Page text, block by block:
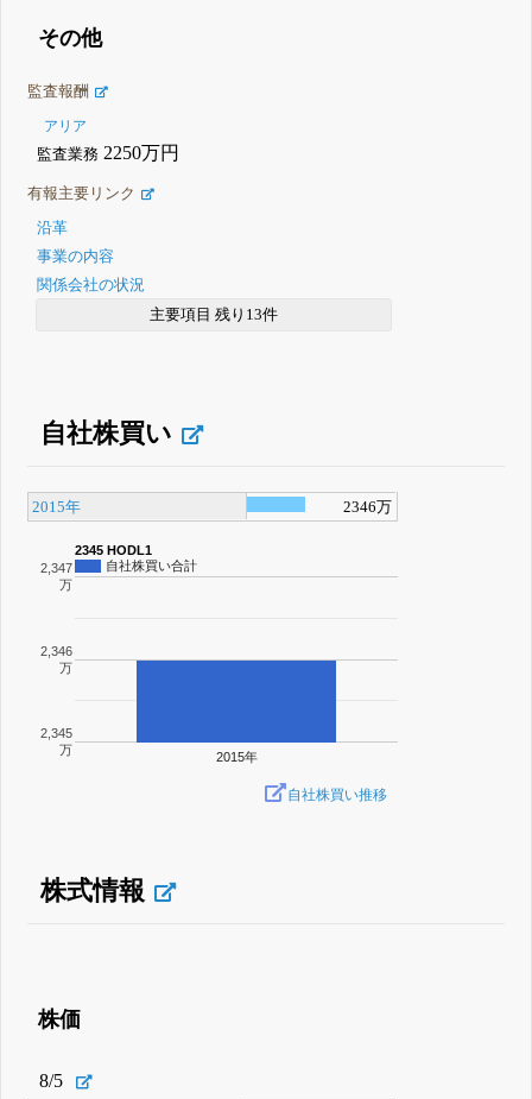
その他
監査報酬
アリア
監査業務 2250万円
有報主要リンク
沿革
事業の内容
関係会社の状況
主要項目 残り13件
自社株買い
2015年 2346万
2345 HODL1
自社株買い合計
2015年
2,345
万
2,346
万
2,347
万
自社株買い推移
株式情報
株価
8/5